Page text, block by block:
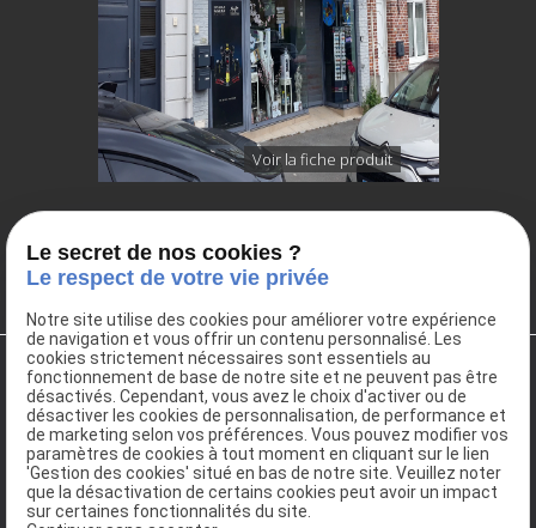
Voir la fiche produit
< 1 2 3 4 5 6
Le secret de nos cookies ?
Le respect de votre vie privée
Notre site utilise des cookies pour améliorer votre expérience
de navigation et vous offrir un contenu personnalisé. Les
cookies strictement nécessaires sont essentiels au
fonctionnement de base de notre site et ne peuvent pas être
désactivés. Cependant, vous avez le choix d'activer ou de
désactiver les cookies de personnalisation, de performance et
de marketing selon vos préférences. Vous pouvez modifier vos
paramètres de cookies à tout moment en cliquant sur le lien
'Gestion des cookies' situé en bas de notre site. Veuillez noter
que la désactivation de certains cookies peut avoir un impact
sur certaines fonctionnalités du site.